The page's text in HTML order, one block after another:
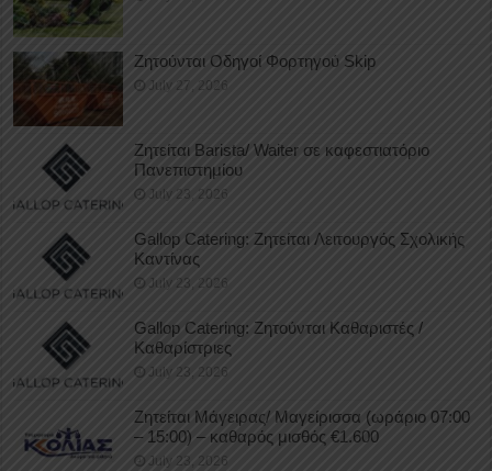
Ζητούνται Οδηγοί Φορτηγού Skip
July 27, 2026
Ζητείται Barista/ Waiter σε καφεστιατόριο
Πανεπιστημίου
July 23, 2026
Gallop Catering: Ζητείται Λειτουργός Σχολικής
Καντίνας
July 23, 2026
Gallop Catering: Ζητούνται Καθαριστές /
Καθαρίστριες
July 23, 2026
Ζητείται Μάγειρας/ Μαγείρισσα (ωράριο 07:00
– 15:00) – καθαρός μισθός €1.600
July 23, 2026